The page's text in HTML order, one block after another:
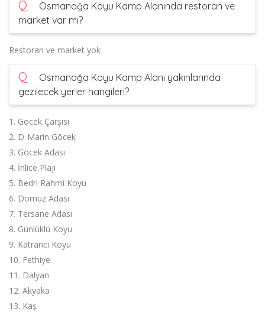
Q
Osmanağa Koyu Kamp Alanında restoran ve
market var mı?
Restoran ve market yok
Q
Osmanağa Koyu Kamp Alanı yakınlarında
gezilecek yerler hangileri?
1. Göcek Çarşısı
2. D-Marin Göcek
3. Göcek Adası
4. İnlice Plajı
5. Bedri Rahmi Koyu
6. Domuz Adası
7. Tersane Adası
8. Günlüklü Koyu
9. Katrancı Koyu
10. Fethiye
11. Dalyan
12. Akyaka
13. Kaş